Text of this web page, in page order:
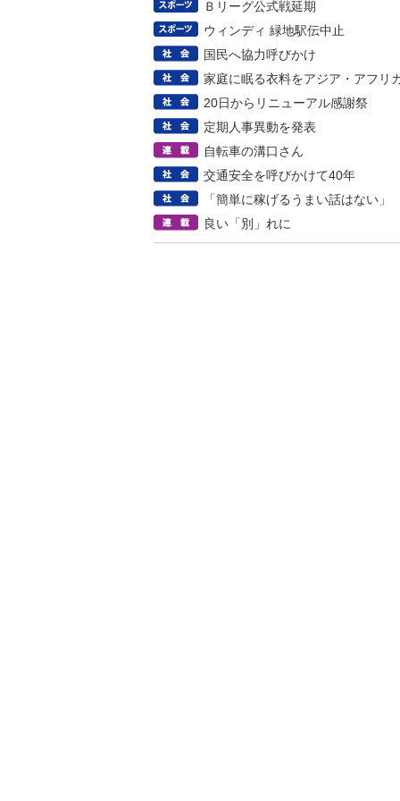
Ｂリーグ公式戦延期
ウィンディ 緑地駅伝中止
国民へ協力呼びかけ
家庭に眠る衣料をアジア・アフリ
20日からリニューアル感謝祭
定期人事異動を発表
自転車の溝口さん
交通安全を呼びかけて40年
「簡単に稼げるうまい話はない」
良い「別」れに